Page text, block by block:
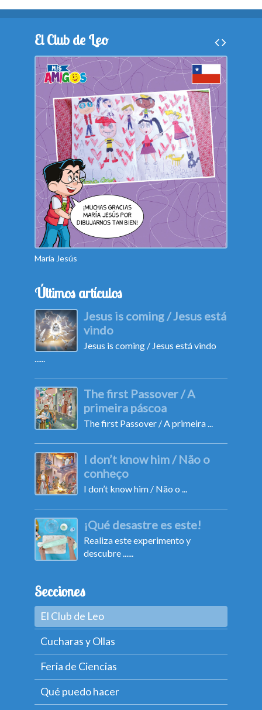
El Club de Leo
María Jesús
Últimos artículos
Jesus is coming / Jesus está
vindo
Jesus is coming / Jesus está vindo
The first Passover / A
primeira páscoa
The first Passover / A primeira ...
I don’t know him / Não o
conheço
I don’t know him / Não o ...
¡Qué desastre es este!
Realiza este experimento y
descubre ......
Secciones
El Club de Leo
Cucharas y Ollas
Feria de Ciencias
Qué puedo hacer